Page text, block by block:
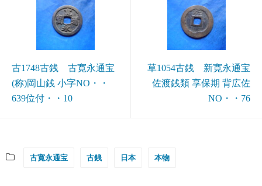
古1748古銭 古寛永通宝
(称)岡山銭 小字NO・・
639位付・・10
草1054古銭 新寛永通宝
佐渡銭類 享保期 背広佐
NO・・76
古寛永通宝 古銭 日本 本物